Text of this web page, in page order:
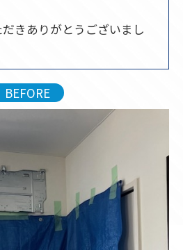
きありがとうございまし
BEFORE